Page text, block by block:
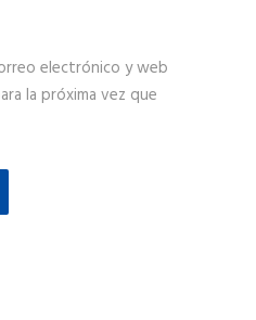
electrónico y web
la próxima vez que